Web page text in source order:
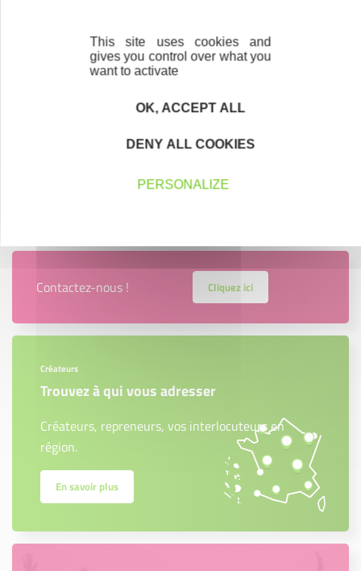
Contactez-nous ! Cliquez ici
Créateurs
Trouvez à qui vous adresser
Créateurs, repreneurs, vos interlocuteurs en
région.
En savoir plus
This site uses cookies and
gives you control over what you
want to activate
OK, ACCEPT ALL
DENY ALL COOKIES
PERSONALIZE